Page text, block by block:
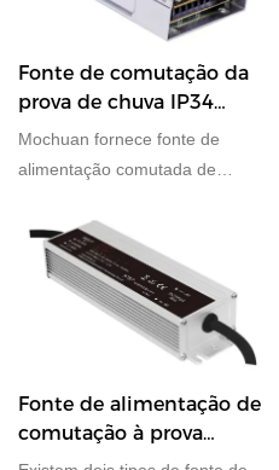
Fonte de comutação da
prova de chuva IP34
SMPS da fonte de
alimentação com 350W
Mochuan fornece fonte de
alimentação comutada de
de 350 W e 400 W.
Fonte de alimentação de
comutação à prova
d'água de corrente